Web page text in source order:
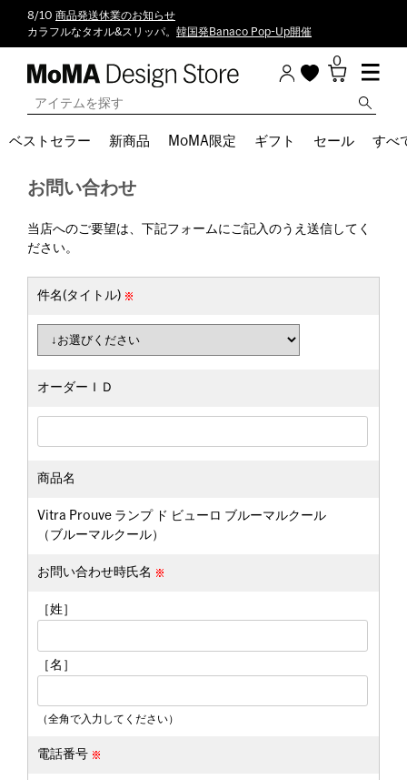
8/10 商品発送休業のお知らせ
カラフルなタオル&スリッパ。 韓国発Banaco Pop-Up開催
0
ベストセラー 新商品 MoMA限定 ギフト セール すべ
お問い合わせ
当店へのご要望は、下記フォームにご記入のうえ送信してく
ださい。
件名(タイトル)
オーダーＩＤ
商品名
Vitra Prouve ランプ ド ビューロ ブルーマルクール
（ブルーマルクール）
お問い合わせ時氏名
［姓］
［名］
（全角で入力してください）
電話番号